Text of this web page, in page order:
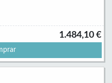
1.484,10 €